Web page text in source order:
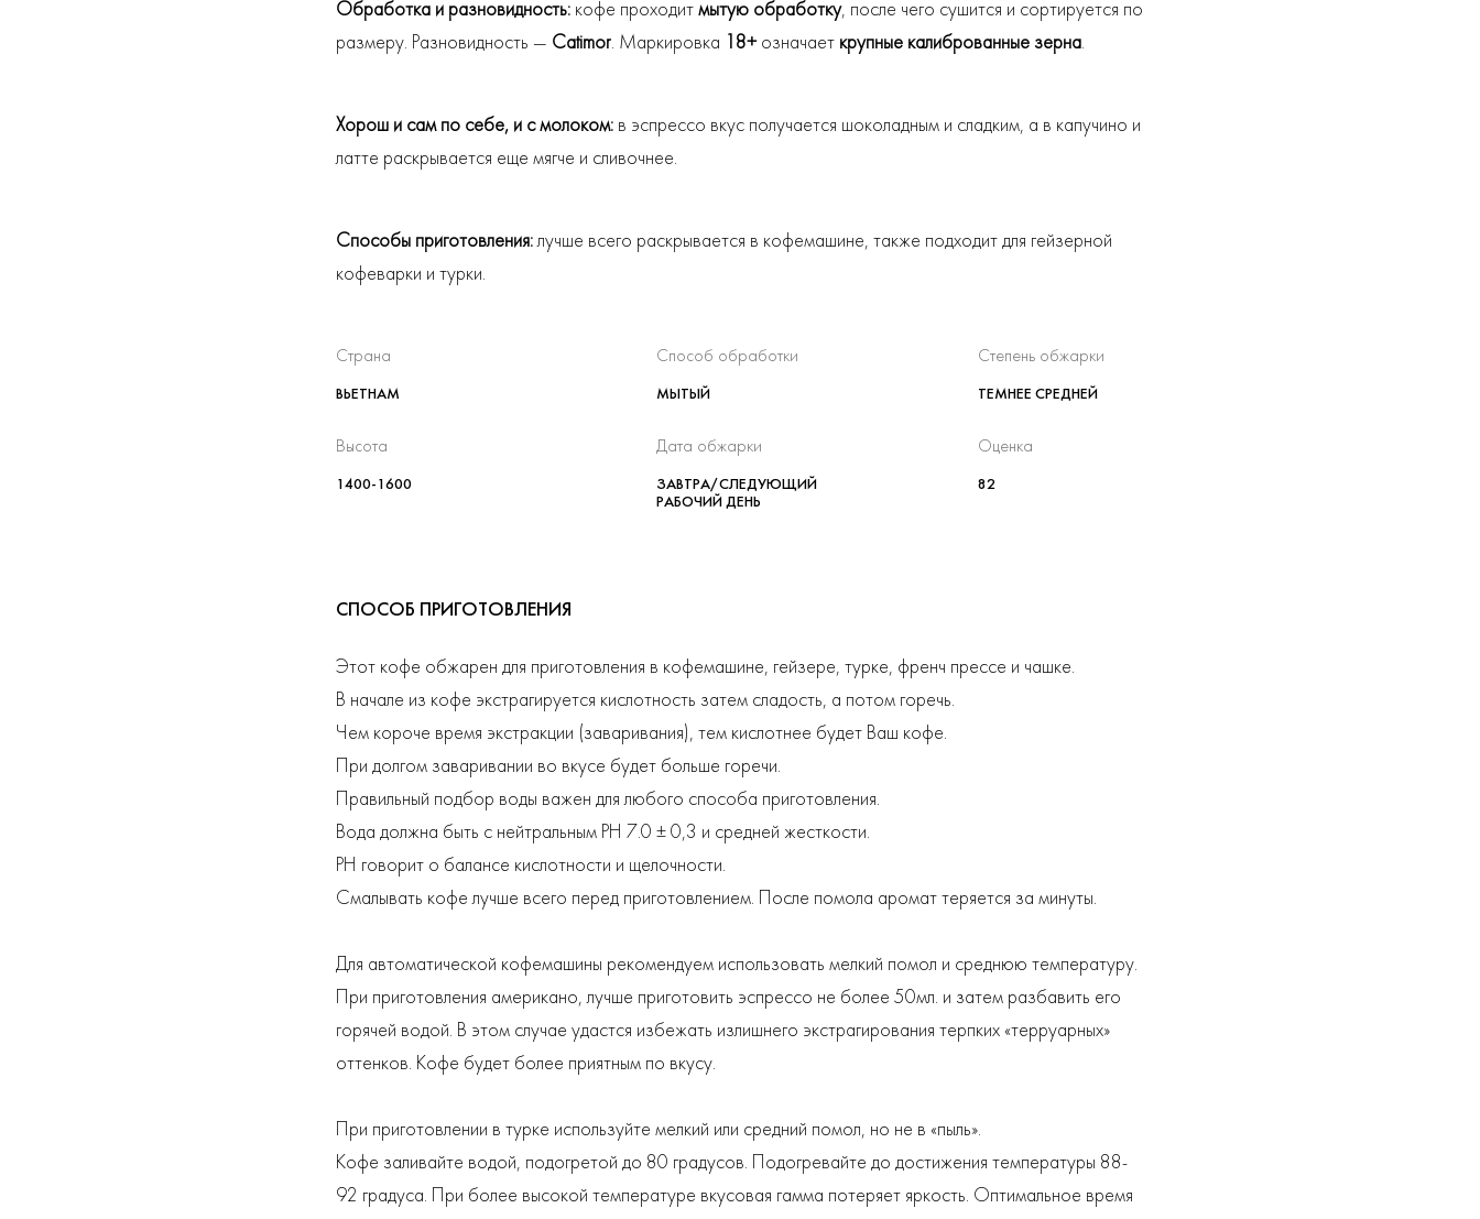
Обработка и разновидность: кофе проходит мытую обработку, после чего сушится и сортируется по
размеру. Разновидность — Catimor. Маркировка 18+означает крупные калиброванные зерна.
Хорош и сам по себе, и с молоком: в эспрессо вкус получается шоколадным и сладким, а в капучино и
латте раскрывается еще мягче и сливочнее.
Способы приготовления:лучше всего раскрывается в кофемашине, также подходит для гейзерной
кофеварки и турки.
Страна
ВЬЕТНАМ
Способ обработки
МЫТЫЙ
Степень обжарки
ТЕМНЕЕ СРЕДНЕЙ
Высота
1400-1600
Дата обжарки
ЗАВТРА/СЛЕДУЮЩИЙ
РАБОЧИЙ ДЕНЬ
Оценка
82
СПОСОБ ПРИГОТОВЛЕНИЯ
Этот кофе обжарен для приготовления в кофемашине, гейзере, турке, френч прессе и чашке.
В начале из кофе экстрагируется кислотность затем сладость, а потом горечь.
Чем короче время экстракции (заваривания), тем кислотнее будет Ваш кофе.
При долгом заваривании во вкусе будет больше горечи.
Правильный подбор воды важен для любого способа приготовления.
Вода должна быть с нейтральным PH 7.0 ± 0,3 и средней жесткости.
PH говорит о балансе кислотности и щелочности.
Смалывать кофе лучше всего перед приготовлением. После помола аромат теряется за минуты.
Для автоматической кофемашины рекомендуем использовать мелкий помол и среднюю температуру.
При приготовления американо, лучше приготовить эспрессо не более 50мл. и затем разбавить его
горячей водой. В этом случае удастся избежать излишнего экстрагирования терпких «терруарных»
оттенков. Кофе будет более приятным по вкусу.
При приготовлении в турке используйте мелкий или средний помол, но не в «пыль».
Кофе заливайте водой, подогретой до 80 градусов. Подогревайте до достижения температуры 88-
92 градуса. При более высокой температуре вкусовая гамма потеряет яркость. Оптимальное время